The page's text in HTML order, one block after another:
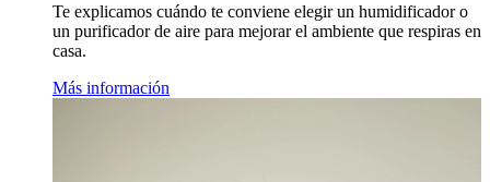
Te explicamos cuándo te conviene elegir un humidificador o
un purificador de aire para mejorar el ambiente que respiras en
casa.
Más información